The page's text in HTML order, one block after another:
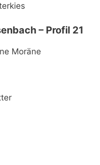
– Profil 21
Moräne